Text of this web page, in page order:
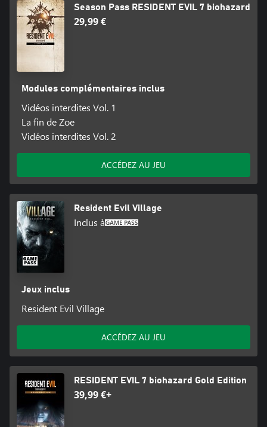
Season Pass RESIDENT EVIL 7 biohazard
29,99 €
Modules complémentaires inclus
Vidéos interdites Vol. 1
La fin de Zoe
Vidéos interdites Vol. 2
ACCÉDEZ AU JEU
Resident Evil Village
Inclus à
Jeux inclus
Resident Evil Village
ACCÉDEZ AU JEU
RESIDENT EVIL 7 biohazard Gold Edition
39,99 €+